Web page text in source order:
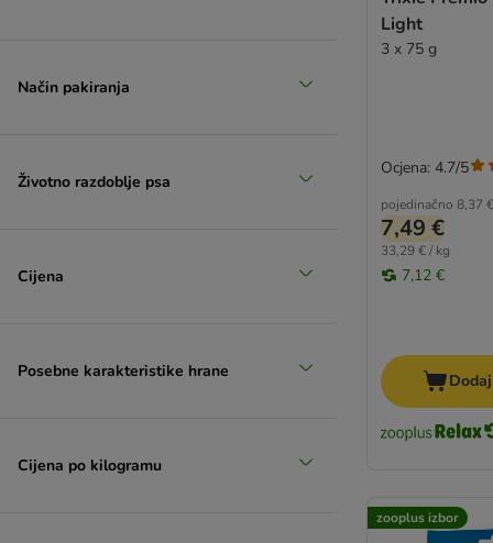
Coya
Lucky Jim
Blue Tree
George & Bobs
Način pakiranja
Životno razdoblje psa
Cijena
Posebne karakteristike hrane
Cijena po kilogramu
Light
3 x 75 g
pojedinačno 8,37 €
7,49 €
33,29 € / kg
7,12 €
Ocjena: 4.7/5
zooplus izbor